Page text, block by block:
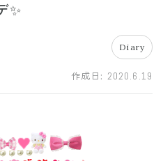
✨
Diary
作成日: 2020.6.19